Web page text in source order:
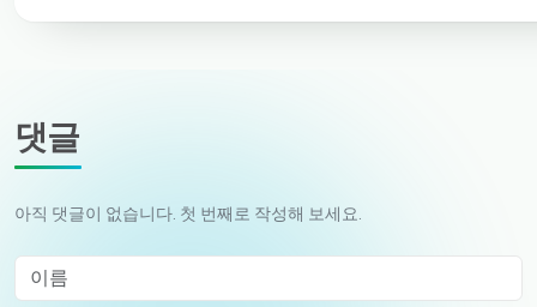
댓글
아직 댓글이 없습니다. 첫 번째로 작성해 보세요.
이름